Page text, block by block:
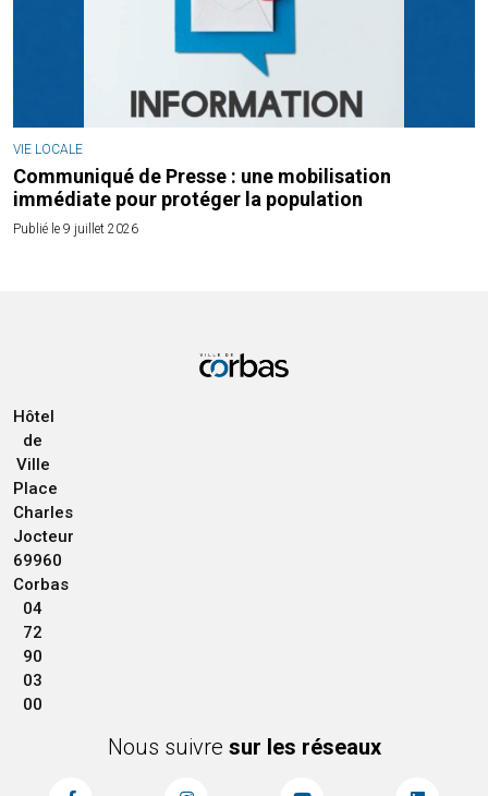
VIE LOCALE
Communiqué de Presse : une mobilisation
immédiate pour protéger la population
Publié le 9 juillet 2026
Hôtel
de
Ville
Place
Charles
Jocteur
69960
Corbas
04
72
90
03
00
Nous suivre sur les réseaux